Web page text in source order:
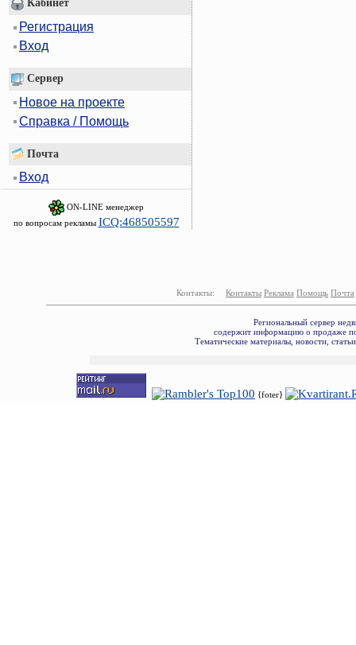
Кабинет
Регистрация
Вход
Сервер
Новое на проекте
Справка / Помощь
Почта
Вход
ON-LINE менеджер
по вопросам рекламы ICQ:468505597
Контакты: Контакты Реклама Помощь Почта
Региональный сервер
содержит информацию о продаже
Тематические материалы, новости,
{foter}